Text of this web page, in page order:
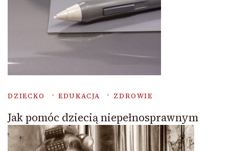
DZIECKO EDUKACJA ZDROWIE
Jak pomóc dziecią niepełnosprawnym